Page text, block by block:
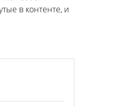
в контенте, и